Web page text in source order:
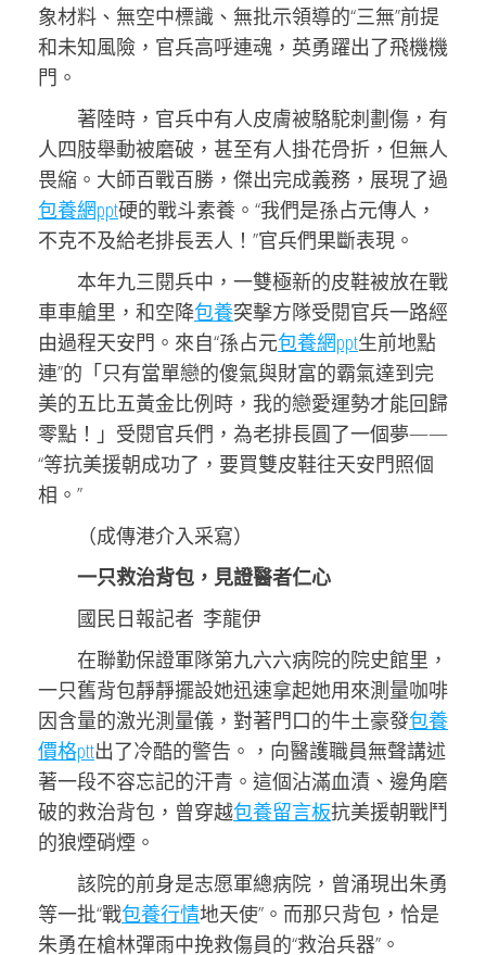
象材料、無空中標識、無批示領導的“三無”前提
和未知風險，官兵高呼連魂，英勇躍出了飛機機
門。
著陸時，官兵中有人皮膚被駱駝刺劃傷，有
人四肢舉動被磨破，甚至有人掛花骨折，但無人
畏縮。大師百戰百勝，傑出完成義務，展現了過
包養網ppt硬的戰斗素養。“我們是孫占元傳人，
不克不及給老排長丟人！”官兵們果斷表現。
本年九三閱兵中，一雙極新的皮鞋被放在戰
車車艙里，和空降包養突擊方隊受閱官兵一路經
由過程天安門。來自“孫占元包養網ppt生前地點
連”的「只有當單戀的傻氣與財富的霸氣達到完
美的五比五黃金比例時，我的戀愛運勢才能回歸
零點！」受閱官兵們，為老排長圓了一個夢——
“等抗美援朝成功了，要買雙皮鞋往天安門照個
相。”
（成傳港介入采寫）
一只救治背包，見證醫者仁心
國民日報記者 李龍伊
在聯勤保證軍隊第九六六病院的院史館里，
一只舊背包靜靜擺設她迅速拿起她用來測量咖啡
因含量的激光測量儀，對著門口的牛土豪發包養
價格ptt出了冷酷的警告。，向醫護職員無聲講述
著一段不容忘記的汗青。這個沾滿血漬、邊角磨
破的救治背包，曾穿越包養留言板抗美援朝戰鬥
的狼煙硝煙。
該院的前身是志愿軍總病院，曾涌現出朱勇
等一批“戰包養行情地天使”。而那只背包，恰是
朱勇在槍林彈雨中挽救傷員的“救治兵器”。